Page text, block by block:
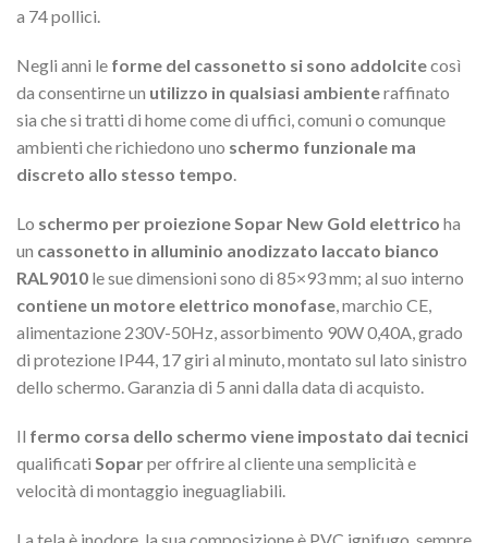
a 74 pollici.
Negli anni le forme del cassonetto si sono addolcitecosì
da consentirne un utilizzo in qualsiasi ambienteraffinato
sia che si tratti di home come di uffici, comuni o comunque
ambienti che richiedono uno schermo funzionale ma
discreto allo stesso tempo
Lo schermo per proiezione Sopar New Gold elettrico ha
un cassonetto in alluminio anodizzato laccato bianco
RAL9010 le sue dimensioni sono di 85×93 mm; al suo interno
contiene un motore elettrico monofase , marchio CE,
alimentazione 230V-50Hz, assorbimento 90W 0,40A, grado
di protezione IP44, 17 giri al minuto, montato sul lato sinistro
dello schermo. Garanzia di 5 anni dalla data di acquisto.
Il fermo corsa dello schermo viene impostato dai tecnici
qualificati Soparper offrire al cliente una semplicità e
velocità di montaggio ineguagliabili.